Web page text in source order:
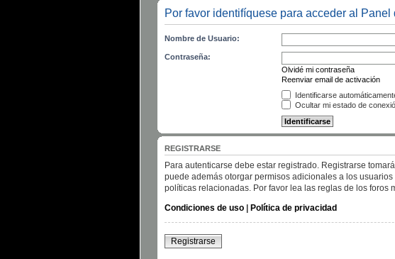
Por favor identifíquese para acceder al
Nombre de Usuario:
Contraseña:
Olvidé mi contraseña
Reenviar email de activación
Identificarse
Ocultar mi estado de
REGISTRARSE
Para autenticarse debe estar registrado. Registrarse
puede además otorgar permisos adicionales a los
políticas relacionadas. Por favor lea las reglas de los foros
Condiciones de uso | Política de privacidad
Registrarse